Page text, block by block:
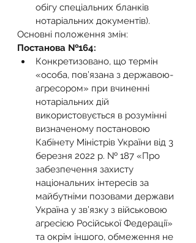
обігу спеціальних бланків
нотаріальних документів).
Основні положення змін:
Постанова №164:
Конкретизовано, що термін
«особа, пов’язана з державою-
агресором» при вчиненні
нотаріальних дій
використовується в розумінні
визначеному постановою
Кабінету Міністрів України від 3
березня 2022 р. № 187 «Про
забезпечення захисту
національних інтересів за
майбутніми позовами держави
Україна у зв’язку з військовою
агресією Російської Федерації»
та окрім іншого, обмеження не